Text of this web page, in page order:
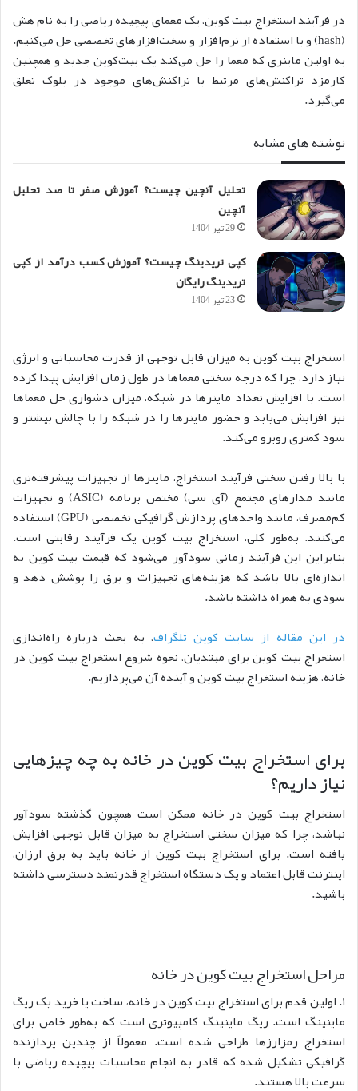
در فرآیند استخراج بیت کوین، یک معمای پیچیده ریاضی را به نام هش
(hash) و با استفاده از نرم‌افزار و سخت‌افزارهای تخصصی حل می‌کنیم.
به اولین ماینری که معما را حل می‌کند یک بیت‌کوین جدید و همچنین
کارمزد تراکنش‌های مرتبط با تراکنش‌های موجود در بلوک تعلق
می‌گیرد.
نوشته های مشابه
تحلیل آنچین چیست؟ آموزش صفر تا صد تحلیل
آنچین
29 تیر 1404
کپی تریدینگ چیست؟ آموزش کسب درآمد از کپی
تریدینگ رایگان
23 تیر 1404
استخراج بیت کوین به میزان قابل توجهی از قدرت محاسباتی و انرژی
نیاز دارد، چرا که درجه سختی معماها در طول زمان افزایش پیدا کرده
است. با افزایش تعداد ماینرها در شبکه، میزان دشواری حل معماها
نیز افزایش می‌یابد و حضور ماینرها را در شبکه را با چالش بیشتر و
سود کمتری روبرو می‌کند.
با بالا رفتن سختی فرآیند استخراج، ماینرها از تجهیزات پیشرفته‌تری
مانند مدارهای مجتمع (آی سی) مختص برنامه (ASIC) و تجهیزات
کم‌مصرف، مانند واحدهای پردازش گرافیکی تخصصی (GPU) استفاده
می‌کنند. به‌طور کلی، استخراج بیت کوین یک فرآیند رقابتی است.
بنابراین این فرآیند زمانی سودآور می‌شود که قیمت بیت کوین به
اندازه‌ای بالا باشد که هزینه‌های تجهیزات و برق را پوشش دهد و
سودی به همراه داشته باشد.
در این مقاله از سایت کوین تلگراف، به بحث درباره راه‌اندازی
استخراج بیت کوین برای مبتدیان، نحوه شروع استخراج بیت کوین در
خانه، هزینه استخراج بیت کوین و آینده آن می‌پردازیم.
برای استخراج بیت کوین در خانه به چه چیزهایی
نیاز داریم؟
استخراج بیت کوین در خانه ممکن است همچون گذشته سودآور
نباشد، چرا که میزان سختی استخراج به میزان قابل توجهی افزایش
یافته است. برای استخراج بیت کوین از خانه باید به برق ارزان،
اینترنت قابل اعتماد و یک دستگاه استخراج قدرتمند دسترسی داشته
باشید.
مراحل استخراج بیت کوین در خانه
۱. اولین قدم برای استخراج بیت کوین در خانه، ساخت یا خرید یک ریگ
ماینینگ است. ریگ ماینینگ کامپیوتری است که به‌طور خاص برای
استخراج رمزارزها طراحی شده است. معمولاً از چندین پردازنده
گرافیکی تشکیل شده که قادر به انجام محاسبات پیچیده ریاضی با
سرعت بالا هستند.